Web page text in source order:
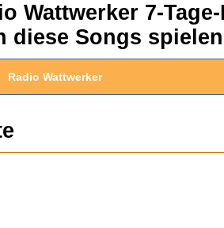
Wattwerker 7-
diese Songs spielen
Radio Wattwerker